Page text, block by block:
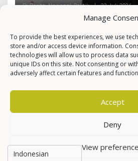
Manage
To provide the best experiences, we use
store and/or access device information.
technologies will allow us to process data
unique IDs on this site. Not consenting or
adversely affect certain features and
Accept
Deny
View
Di Berita, Nasional, Politik | 22 Juli 2026
Hak Cipta © Newkarma
Privacy Policy
Indeks Berita